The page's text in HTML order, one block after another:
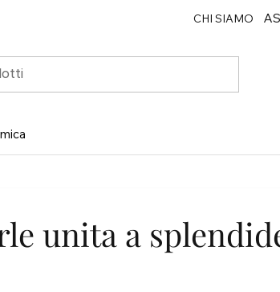
CHI SIAMO
unita a